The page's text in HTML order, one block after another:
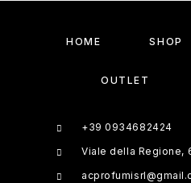
HOME SHOP
OUTLET
+39 0934682424
Viale della Regione,